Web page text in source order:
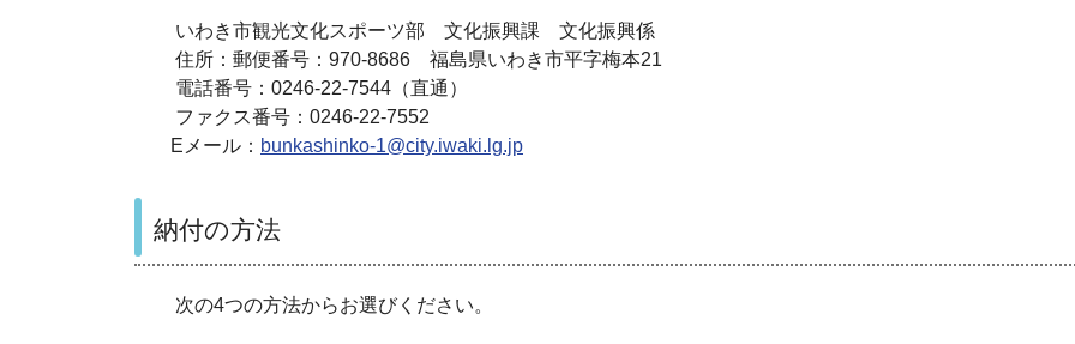
いわき市観光文化スポーツ部 文化振興課 文化振興係
住所：郵便番号：970-8686 福島県いわき市平字梅本21
電話番号：0246-22-7544（直通）
ファクス番号：0246-22-7552
Eメール： bunkashinko-1@city.iwaki.lg.jp
納付の方法
次の4つの方法からお選びください。